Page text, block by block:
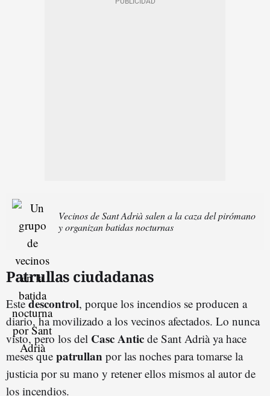
Vecinos de Sant Adrià salen a la caza del pirómano
y organizan batidas nocturnas
Patrullas ciudadanas
Estedescontrol, porque los incendios se producen a
diario, ha movilizado a los vecinos afectados. Lo nunca
visto, pero los del Casc Antic de Sant Adrià ya hace
meses que patrullan por las noches para tomarse la
justicia por su mano y retener ellos mismos al autor de
los incendios.